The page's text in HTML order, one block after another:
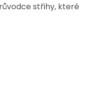
střihy, které